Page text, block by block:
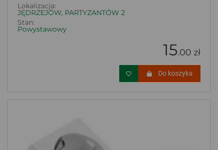
Lokalizacja:
JĘDRZEJÓW, PARTYZANTÓW 2
Stan:
Powystawowy
15.00 zł
Do koszyka